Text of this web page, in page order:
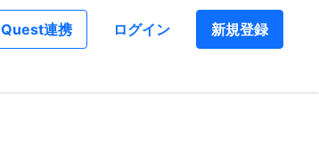
Quest連携 ログイン 新規登録